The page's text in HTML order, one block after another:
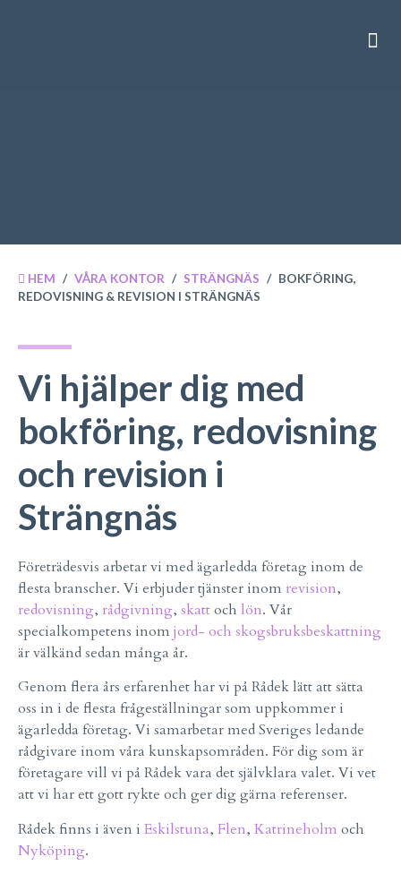
HEM / VÅRA KONTOR / STRÄNGNÄS / BOKFÖRING,
REDOVISNING & REVISION I STRÄNGNÄS
Vi hjälper dig med
bokföring, redovisning
och revision i
Strängnäs
Företrädesvis arbetar vi med ägarledda företag inom de
flesta branscher. Vi erbjuder tjänster inom revision,
redovisning, rådgivning, skattoch lön. Vår
specialkompetens inom jord- och skogsbruksbeskattning
är välkänd sedan många år.
Genom flera års erfarenhet har vi på Rådek lätt att sätta
oss in i de flesta frågeställningar som uppkommer i
ägarledda företag. Vi samarbetar med Sveriges ledande
rådgivare inom våra kunskapsområden. För dig som är
företagare vill vi på Rådek vara det självklara valet. Vi vet
att vi har ett gott rykte och ger dig gärna referenser.
Rådek finns i även i Eskilstuna, Flen, Katrineholm och
Nyköping.